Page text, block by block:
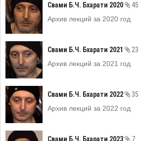
Свами Б.Ч. Бхарати 2020
45
Архив лекций за 2020 год
Свами Б.Ч. Бхарати 2021
23
Архив лекций за 2021 год
Свами Б.Ч. Бхарати 2022
35
Архив лекций за 2022 год
Свами Б.Ч. Бхарати 2023 7